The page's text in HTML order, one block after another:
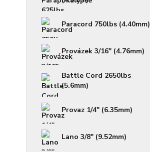
Paracord 750lbs (4.40mm)
Provázek 3/16" (4.76mm)
Battle Cord 2650lbs
(5.6mm)
Provaz 1/4" (6.35mm)
Lano 3/8" (9.52mm)